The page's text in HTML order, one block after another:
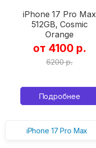
iPhone 17 Pro Max
512GB, Cosmic
Orange
от 4100 р.
6200 р.
Подробнее
iPhone 17 Pro Max